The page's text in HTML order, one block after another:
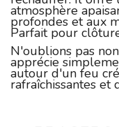
atmosphère
profondes et aux
Parfait pour
N'oublions pas
apprécie
autour d'un feu
rafraîchissantes et